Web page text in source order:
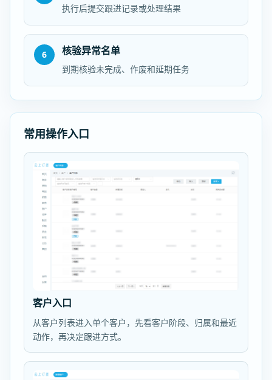
执行后提交跟进记录或处理结果
6 核验异常名单
到期核验未完成、作废和延期任务
常用操作入口
客户入口
从客户列表进入单个客户，先看客户阶段、归属和最近
动作，再决定跟进方式。